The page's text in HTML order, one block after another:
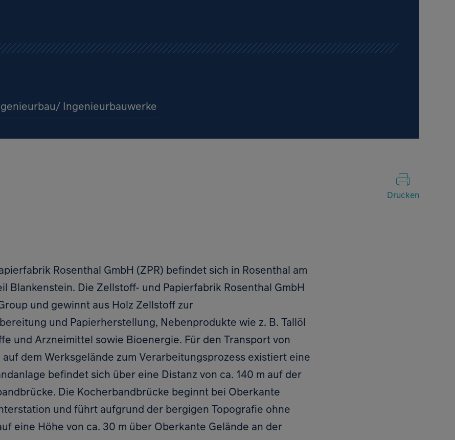
Ingenieurbauwerke
Drucken
Rosenthal GmbH (ZPR) befindet sich in Rosenthal am
Blankenstein. Die Zellstoff- und Papierfabrik Rosenthal GmbH
und gewinnt aus Holz Zellstoff zur
und Papierherstellung, Nebenprodukte wie z. B. Tallöl
und Arzneimittel sowie Bioenergie. Für den Transport von
dem Werksgelände zum Verarbeitungsprozess existiert eine
befindet sich über eine Distanz von ca. 140 m auf der
Die Kocherbandbrücke beginnt bei Oberkante
und führt aufgrund der bergigen Topografie ohne
eine Höhe von ca. 30 m über Oberkante Gelände an der